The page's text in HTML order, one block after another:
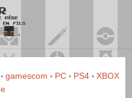
• gamescom • PC • PS4 • XBOX